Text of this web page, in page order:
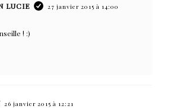
LUCIE 27 janvier 2015 à 14:00
! :)
26 janvier 2015 à 12:21